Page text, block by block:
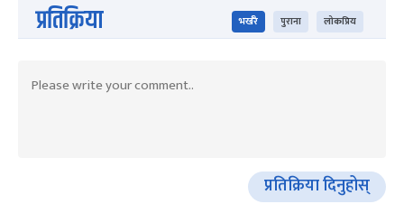
प्रतिक्रिया भर्खरै पुराना लोकप्रिय
प्रतिक्रिया दिनुहोस्